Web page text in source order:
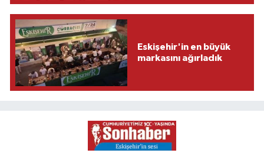
Eskişehir'in en büyük
markasını ağırladık